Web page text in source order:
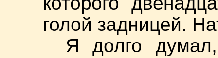
голой задницей.
Я долго